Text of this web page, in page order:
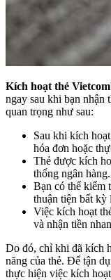
Kích hoạt thẻ
ngay sau khi bạn nhận
quan trọng như sau:
Sau khi kích
hóa đơn hoặc
Thẻ được kích
thống ngân hàng.
Bạn có thể kiểm
thuận tiện bất kỳ
Việc kích hoạt
và nhận tiền
Do đó, chỉ khi đã kích
năng của thẻ. Để tận
thực hiện việc kích